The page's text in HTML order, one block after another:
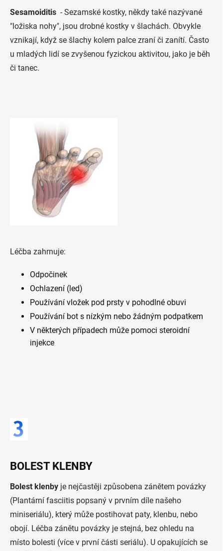
Sesamoiditis - Sezamské kostky, někdy také nazývané
"ložiska nohy", jsou drobné kostky v šlachách. Obvykle
vznikají, když se šlachy kolem palce zraní či zanítí. Často
u mladých lidí se zvyšenou fyzickou aktivitou, jako je běh
či tanec.
Léčba zahrnuje:
Odpočinek
Ochlazení (led)
Používání vložek pod prsty v pohodlné obuvi
Používání bot s nízkým nebo žádným podpatkem
V některých případech může pomoci steroidní
injekce
BOLEST KLENBY
Bolest klenby je nejčastěji způsobena zánětem povázky
(Plantární fasciitis popsaný v prvním díle našeho
miniseriálu), který může postihovat paty, klenbu, nebo
obojí. Léčba zánětu povázky je stejná, bez ohledu na
místo bolesti (více v první části seriálu). U opakujících se